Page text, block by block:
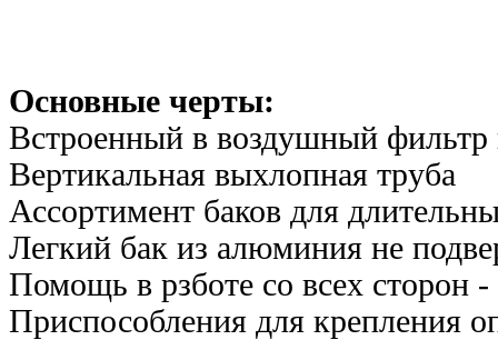
Основные черты:
Встроенный в воздушный фильтр
Вертикальная выхлопная труба
Ассортимент баков для
Легкий бак из алюминия не
Помощь в рзботе со всех сторон
Приспособления для крепления